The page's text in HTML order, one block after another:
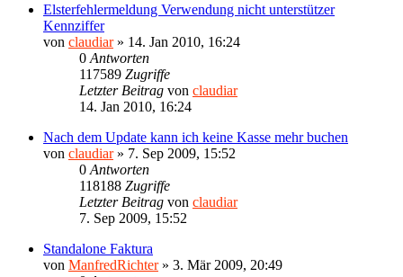
Elsterfehlermeldung Verwendung nicht unterstützer
Kennziffer
von claudiar» 14. Jan 2010, 16:24
0 Antworten
117589 Zugriffe
Letzter Beitrag von claudiar
14. Jan 2010, 16:24
Nach dem Update kann ich keine Kasse mehr buchen
von claudiar» 7. Sep 2009, 15:52
0 Antworten
118188 Zugriffe
Letzter Beitrag von claudiar
7. Sep 2009, 15:52
Standalone Faktura
von ManfredRichter» 3. Mär 2009, 20:49